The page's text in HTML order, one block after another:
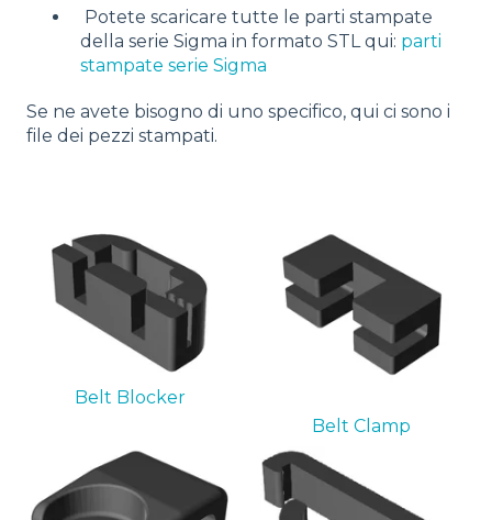
Potete scaricare tutte le parti stampate
della serie Sigma in formato STL qui: parti
stampate serie Sigma
Se ne avete bisogno di uno specifico, qui ci sono i
file dei pezzi stampati.
Belt Blocker
Belt Clamp